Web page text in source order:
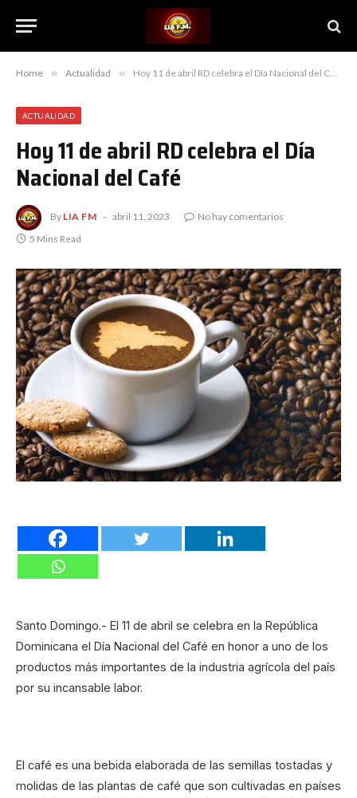
Home » Actualidad » Hoy 11 de abril RD celebra el Día Nacional del Café
ACTUALIDAD
Hoy 11 de abril RD celebra el Día
Nacional del Café
By LIA FM abril 11, 2023
No hay comentarios
5 Mins Read
Santo Domingo.- El 11 de abril se celebra en la República
Dominicana el Día Nacional del Café en honor a uno de los
productos más importantes de la industria agrícola del país
por su incansable labor.
El café es una bebida elaborada de las semillas tostadas y
molidas de las plantas de café que son cultivadas en países